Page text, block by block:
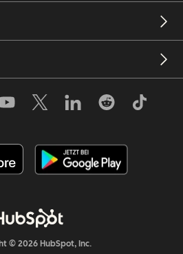
© 2026 HubSpot, Inc.